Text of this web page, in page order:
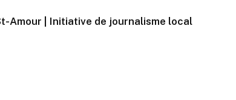
Amour | Initiative de journalisme local